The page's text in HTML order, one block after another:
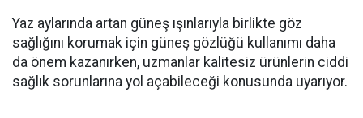
Yaz aylarında artan güneş ışınlarıyla birlikte göz
sağlığını korumak için güneş gözlüğü kullanımı daha
da önem kazanırken, uzmanlar kalitesiz ürünlerin ciddi
sağlık sorunlarına yol açabileceği konusunda uyarıyor.